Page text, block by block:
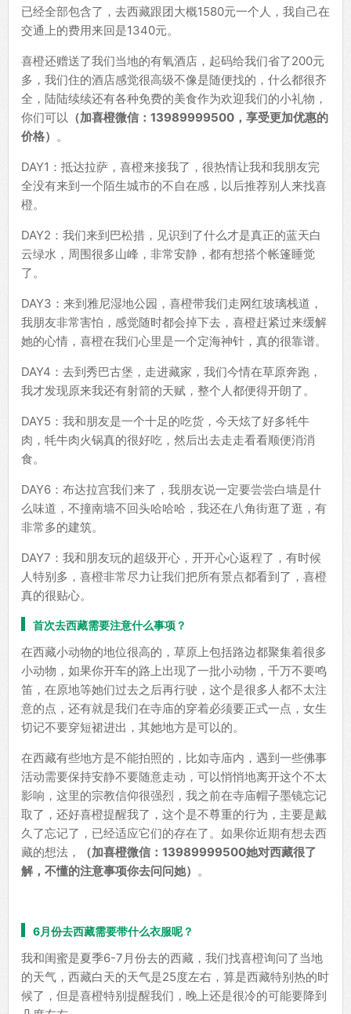
已经全部包含了，去西藏跟团大概1580元一个人，我自己在
交通上的费用来回是1340元。
喜橙还赠送了我们当地的有氧酒店，起码给我们省了200元
多，我们住的酒店感觉很高级不像是随便找的，什么都很齐
全，陆陆续续还有各种免费的美食作为欢迎我们的小礼物，
你们可以 （加喜橙微信： 13989999500 ，享受更加优惠的
价格） 。
DAY1：抵达拉萨，喜橙来接我了，很热情让我和我朋友完
全没有来到一个陌生城市的不自在感，以后推荐别人来找喜
橙。
DAY2：我们来到巴松措，见识到了什么才是真正的蓝天白
云绿水，周围很多山峰，非常安静，都有想搭个帐篷睡觉
了。
DAY3：来到雅尼湿地公园，喜橙带我们走网红玻璃栈道，
我朋友非常害怕，感觉随时都会掉下去，喜橙赶紧过来缓解
她的心情，喜橙在我们心里是一个定海神针，真的很靠谱。
DAY4：去到秀巴古堡，走进藏家，我们今情在草原奔跑，
我才发现原来我还有射箭的天赋，整个人都便得开朗了。
DAY5：我和朋友是一个十足的吃货，今天炫了好多牦牛
肉，牦牛肉火锅真的很好吃，然后出去走走看看顺便消消
食。
DAY6：布达拉宫我们来了，我朋友说一定要尝尝白墙是什
么味道，不撞南墙不回头哈哈哈，我还在八角街逛了逛，有
非常多的建筑。
DAY7：我和朋友玩的超级开心，开开心心返程了，有时候
人特别多，喜橙非常尽力让我们把所有景点都看到了，喜橙
真的很贴心。
首次去西藏需要注意什么事项？
在西藏小动物的地位很高的，草原上包括路边都聚集着很多
小动物，如果你开车的路上出现了一批小动物，千万不要鸣
笛，在原地等她们过去之后再行驶，这个是很多人都不太注
意的点，还有就是我们在寺庙的穿着必须要正式一点，女生
切记不要穿短裙进出，其她地方是可以的。
在西藏有些地方是不能拍照的，比如寺庙内，遇到一些佛事
活动需要保持安静不要随意走动，可以悄悄地离开这个不太
影响，这里的宗教信仰很强烈，我之前在寺庙帽子墨镜忘记
取了，还好喜橙提醒我了，这个是不尊重的行为，主要是戴
久了忘记了，已经适应它们的存在了。如果你近期有想去西
藏的想法，
（加喜橙微信： 13989999500她对西藏很了
解，不懂的注意事项你去问问她） 。
6月份去西藏需要带什么衣服呢？
我和闺蜜是夏季6-7月份去的西藏，我们找喜橙询问了当地
的天气，西藏白天的天气是25度左右，算是西藏特别热的时
候了，但是喜橙特别提醒我们，晚上还是很冷的可能要降到